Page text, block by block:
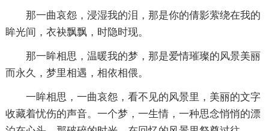
那一曲哀怨，浸湿我的泪，那是你的倩影萦绕在我的
眸光间，衣袂飘飘，时隐时现。
那一眸相思，温暖我的梦，那是爱情璀璨的风景美丽
而永久，梦里相遇，相依相偎。
一眸相思，一曲哀怨，看不见的风景里，美丽的文字
收藏着忧伤的声音。一个梦，一生情，一种思念悄悄的漂